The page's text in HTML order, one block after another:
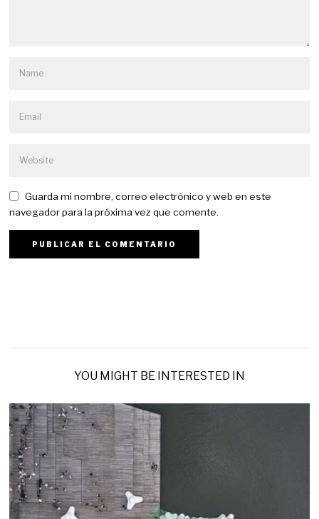
Guarda mi nombre, correo electrónico y web en este
navegador para la próxima vez que comente.
YOU MIGHT BE INTERESTED IN